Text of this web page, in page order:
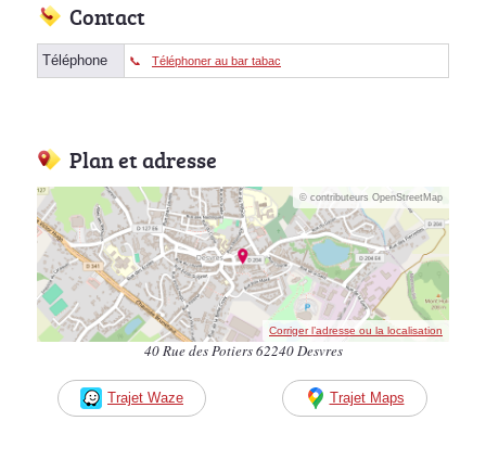
Contact
Téléphone Téléphoner au bar tabac
Plan et adresse
© contributeurs OpenStreetMap
Corriger l’adresse ou la localisation
40 Rue des Potiers 62240 Desvres
Trajet Waze Trajet Maps